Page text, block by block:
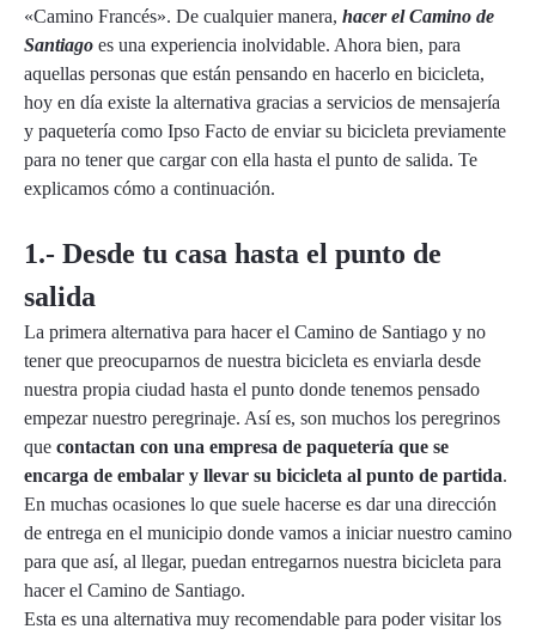
«Camino Francés». De cualquier manera, hacer el Camino de
Santiago es una experiencia inolvidable. Ahora bien, para
aquellas personas que están pensando en hacerlo en bicicleta,
hoy en día existe la alternativa gracias a servicios de mensajería
y paquetería como Ipso Facto de enviar su bicicleta previamente
para no tener que cargar con ella hasta el punto de salida. Te
explicamos cómo a continuación.
1.- Desde tu casa hasta el punto de
salida
La primera alternativa para hacer el Camino de Santiago y no
tener que preocuparnos de nuestra bicicleta es enviarla desde
nuestra propia ciudad hasta el punto donde tenemos pensado
empezar nuestro peregrinaje. Así es, son muchos los peregrinos
que contactan con una empresa de paquetería que se
encarga de embalar y llevar su bicicleta al punto de partida.
En muchas ocasiones lo que suele hacerse es dar una dirección
de entrega en el municipio donde vamos a iniciar nuestro camino
para que así, al llegar, puedan entregarnos nuestra bicicleta para
hacer el Camino de Santiago.
Esta es una alternativa muy recomendable para poder visitar los